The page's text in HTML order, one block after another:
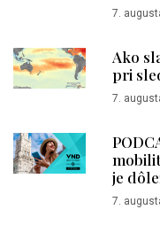
7.
Ako
pri
7.
je
7.